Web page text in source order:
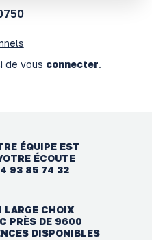
de vous connecter.
ÉQUIPE EST
ÉCOUTE
93 85 74 32
LARGE CHOIX
PRÈS DE 9600
DISPONIBLES